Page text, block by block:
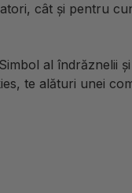
cât și pentru
al îndrăznelii
te alături unei